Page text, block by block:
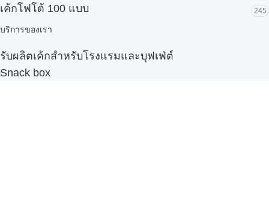
เค้กโฟโต้ 100 แบบ 245
บริการของเรา
รับผลิตเค้กสำหรับโรงแรมและบุฟเฟ่ต์
Snack box